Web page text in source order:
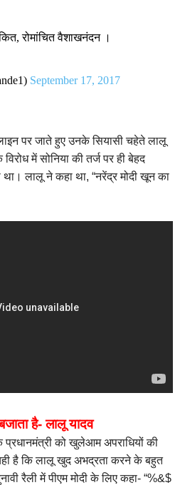
रोमांचित वैशाखनंदन ।
September 17, 2017
पर जाते हुए उनके सियासी चहेते लालू
में सोनिया की तर्ज पर ही बेहद
था। लालू ने कहा था, “नरेंद्र मोदी खून का
है- लालू यादव
को खुलेआम अपराधियों की
है कि लालू खुद अभद्रता करने के बहुत
रैली में पीएम मोदी के लिए कहा- “%&$